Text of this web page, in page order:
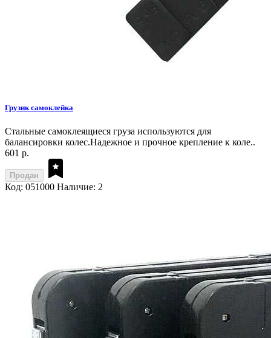
Грузик самоклейка
Стальные самоклеящиеся груза используются для
балансировки колес.Надежное и прочное крепление к коле..
601 р.
Продан
Код: 051000 Наличие: 2